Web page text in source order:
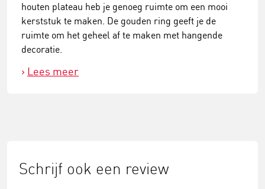
houten plateau heb je genoeg ruimte om een mooi
kerststuk te maken. De gouden ring geeft je de
ruimte om het geheel af te maken met hangende
decoratie.
Lees meer
Schrijf ook een review